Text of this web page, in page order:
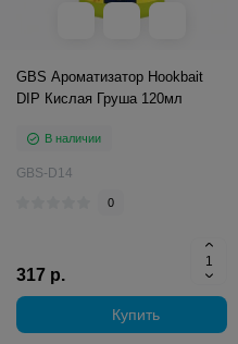
GBS Ароматизатор Hookbait
DIP Кислая Груша 120мл
В наличии
GBS-D14
0
317 р.
Купить